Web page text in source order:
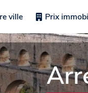
ville Prix